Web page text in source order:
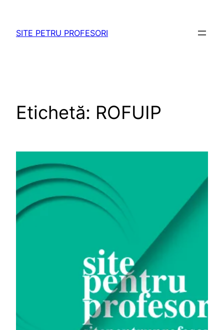
conținut
SITE PETRU PROFESORI
Etichetă: ROFUIP